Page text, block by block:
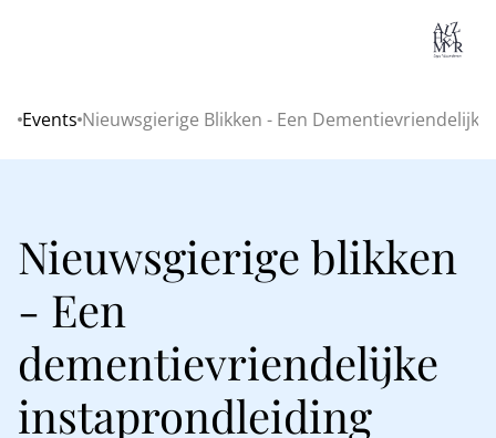
Home
Events Nieuwsgierige Blikken - Een
Nieuwsgierige blikken
- Een
dementievriendelijke
instaprondleiding